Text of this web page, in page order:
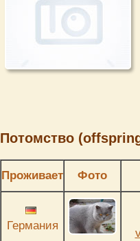
Потомство
Проживает Фото
Германия